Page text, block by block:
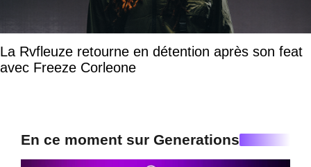
La Rvfleuze retourne en détention après son feat
avec Freeze Corleone
En ce moment sur Generations